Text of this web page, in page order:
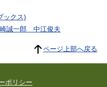
ックス)
誠一郎 中江俊夫
ページ上部へ戻る
ポリシー